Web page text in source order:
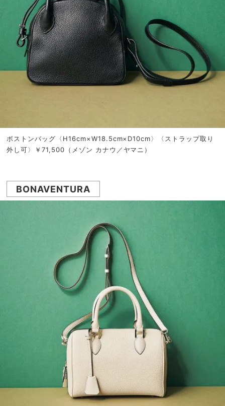
ボストンバッグ〈H16cm×W18.5cm×D10cm〉〈ストラップ取り
外し可〉￥71,500（メゾン カナウ／ヤマニ）
BONAVENTURA